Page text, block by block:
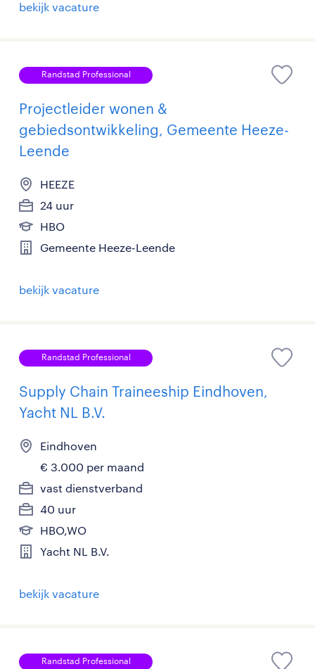
bekijk vacature
Randstad Professional
Projectleider wonen &
gebiedsontwikkeling, Gemeente Heeze-
Leende
HEEZE
24 uur
HBO
Gemeente Heeze-Leende
bekijk vacature
Randstad Professional
Supply Chain Traineeship Eindhoven,
Yacht NL B.V.
Eindhoven
€ 3.000 per maand
vast dienstverband
40 uur
HBO,WO
Yacht NL B.V.
bekijk vacature
Randstad Professional